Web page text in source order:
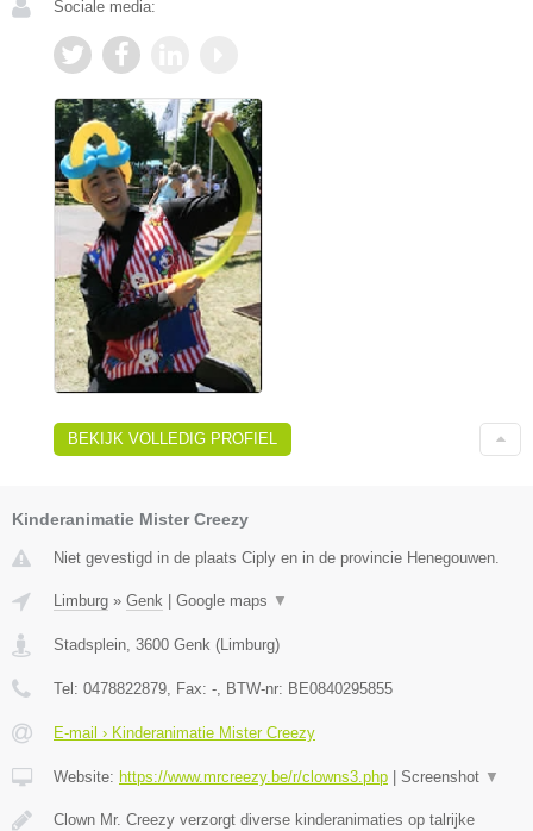
Sociale media:
BEKIJK VOLLEDIG PROFIEL
Kinderanimatie Mister Creezy
Niet gevestigd in de plaats Ciply en in de provincie Henegouwen.
Limburg » Genk Google maps ▼
Stadsplein, 3600 Genk (Limburg)
Tel: 0478822879, Fax: -, BTW-nr: BE0840295855
E-mail › Kinderanimatie Mister Creezy
Website: https://www.mrcreezy.be/r/clowns3.php Screenshot ▼
Clown Mr. Creezy verzorgt diverse kinderanimaties op talrijke